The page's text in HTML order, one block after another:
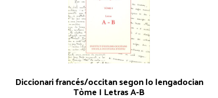
Diccionari francés/occitan segon lo lengadocian
Tòme I Letras A-B